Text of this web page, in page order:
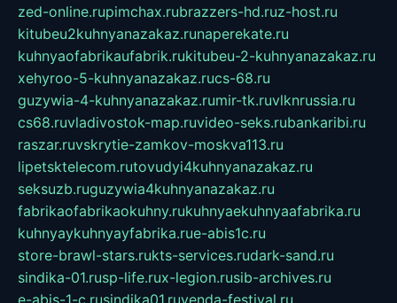
zed-online.rupimchax.rubrazzers-hd.ruz-host.ru
kitubeu2kuhnyanazakaz.runaperekate.ru
kuhnyaofabrikaufabrik.rukitubeu-2-kuhnyanazakaz.ru
xehyroo-5-kuhnyanazakaz.rucs-68.ru
guzywia-4-kuhnyanazakaz.rumir-tk.ruvlknrussia.ru
cs68.ruvladivostok-map.ruvideo-seks.rubankaribi.ru
raszar.ruvskrytie-zamkov-moskva113.ru
lipetsktelecom.rutovudyi4kuhnyanazakaz.ru
seksuzb.ruguzywia4kuhnyanazakaz.ru
fabrikaofabrikaokuhny.rukuhnyaekuhnyaafabrika.ru
kuhnyaykuhnyayfabrika.rue-abis1c.ru
store-brawl-stars.rukts-services.rudark-sand.ru
sindika-01.rusp-life.rux-legion.rusib-archives.ru